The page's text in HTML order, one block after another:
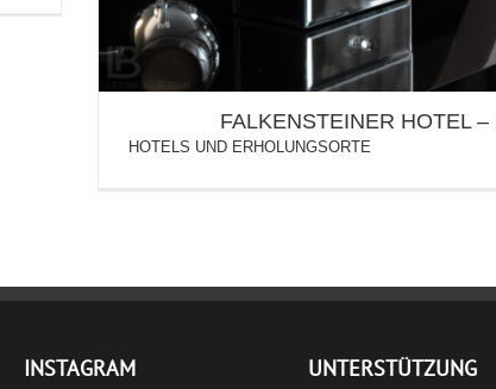
FALKENSTEINER HOTEL
HOTELS UND ERHOLUNGSORTE
INSTAGRAM UNTERSTÜTZUNG